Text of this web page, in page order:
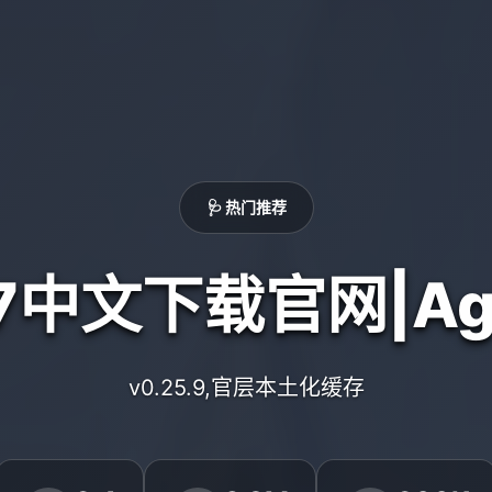
🩺 热门推荐
中文下载官网
v0.25.9,官层本土化缓存